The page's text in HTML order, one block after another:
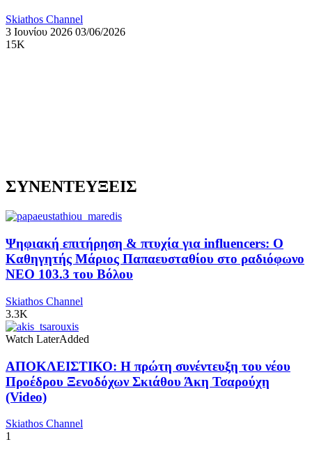
Skiathos Channel
3 Ιουνίου 2026 03/06/2026
15K
ΣΥΝΕΝΤΕΥΞΕΙΣ
Ψηφιακή επιτήρηση & πτυχία για influencers: Ο
Καθηγητής Μάριος Παπαευσταθίου στο ραδιόφωνο
NEO 103.3 του Βόλου
Skiathos Channel
3.3K
Watch LaterAdded
ΑΠΟΚΛΕΙΣΤΙΚΟ: Η πρώτη συνέντευξη του νέου
Προέδρου Ξενοδόχων Σκιάθου Άκη Τσαρούχη
(Video)
Skiathos Channel
1